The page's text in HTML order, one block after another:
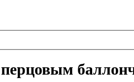
перцовым